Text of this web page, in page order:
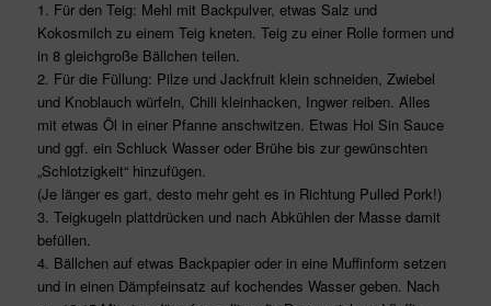
1. Für den Teig: Mehl mit Backpulver, etwas Salz und
Kokosmilch zu einem Teig kneten. Teig zu einer Rolle formen und
in 8 gleichgroße Bällchen teilen.
2. Für die Füllung: Pilze und Jackfruit klein schneiden, Zwiebel
und Knoblauch würfeln, Chili kleinhacken, Ingwer reiben. Alles
mit etwas Öl in einer Pfanne anschwitzen. Etwas Hoi Sin Sauce
und ggf. ein Schluck Wasser oder Brühe bis zur gewünschten
„Schlotzigkeit“ hinzufügen.
(Je länger es gart, desto mehr geht es in Richtung Pulled Pork!)
3. Teigkugeln plattdrücken und nach Abkühlen der Masse damit
befüllen.
4. Bällchen auf etwas Backpapier oder in eine Muffinform setzen
und in einen Dämpfeinsatz auf kochendes Wasser geben. Nach